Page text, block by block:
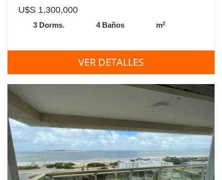
U$S 1,300,000
3 Dorms. 4 Baños m2
VER DETALLES